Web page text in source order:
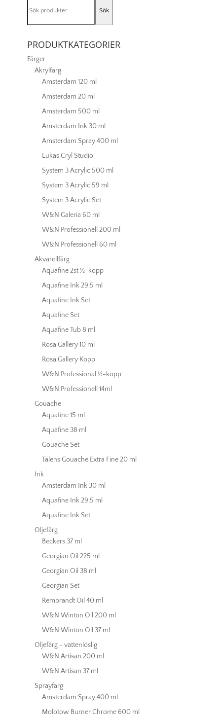
efter:
Sök
PRODUKTKATEGORIER
Färger
Akrylfärg
Amsterdam 120 ml
Amsterdam 20 ml
Amsterdam 500 ml
Amsterdam Ink 30 ml
Amsterdam Spray 400 ml
Lukas Cryl Studio
System 3 Acrylic 500 ml
System 3 Acrylic 59 ml
System 3 Acrylic Set
W&N Galeria 60 ml
W&N Professionell 200 ml
W&N Professionell 60 ml
Akvarellfärg
Aquafine 2st ½-kopp
Aquafine Ink 29,5 ml
Aquafine Ink Set
Aquafine Set
Aquafine Tub 8 ml
Rosa Gallery 10 ml
Rosa Gallery Kopp
W&N Professional ½-kopp
W&N Professionell 14ml
Gouache
Aquafine 15 ml
Aquafine 38 ml
Gouache Set
Talens Gouache Extra Fine 20 ml
Ink
Amsterdam Ink 30 ml
Aquafine Ink 29,5 ml
Aquafine Ink Set
Oljefärg
Beckers 37 ml
Georgian Oil 225 ml
Georgian Oil 38 ml
Georgian Set
Rembrandt Oil 40 ml
W&N Winton Oil 200 ml
W&N Winton Oil 37 ml
Oljefärg - vattenlöslig
W&N Artisan 200 ml
W&N Artisan 37 ml
Sprayfärg
Amsterdam Spray 400 ml
Molotow Burner Chrome 600 ml